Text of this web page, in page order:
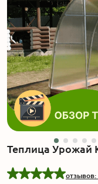
Акции
Выставка
Отзывы
Теплица Урожай
отзывов: